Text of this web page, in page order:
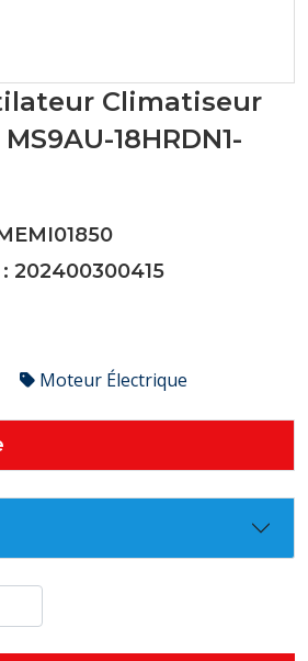
Climatiseur
18HRDN1-
202400300415
Moteur Électrique